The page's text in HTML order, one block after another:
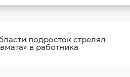
подросток стрелял
в работника
насосной